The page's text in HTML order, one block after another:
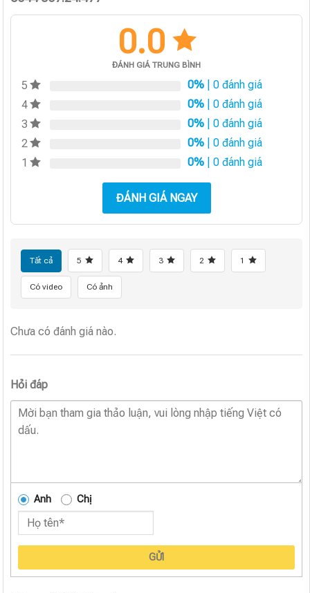
0.0
ĐÁNH GIÁ TRUNG BÌNH
5 0% | 0 đánh giá
4
0% | 0 đánh giá
3
0% | 0 đánh giá
2
0% | 0 đánh giá
1
0% | 0 đánh giá
ĐÁNH GIÁ NGAY
Tất cả 5 4 3 2 1
Có video Có ảnh
Chưa có đánh giá nào.
Hỏi đáp
Anh Chị
GỬI